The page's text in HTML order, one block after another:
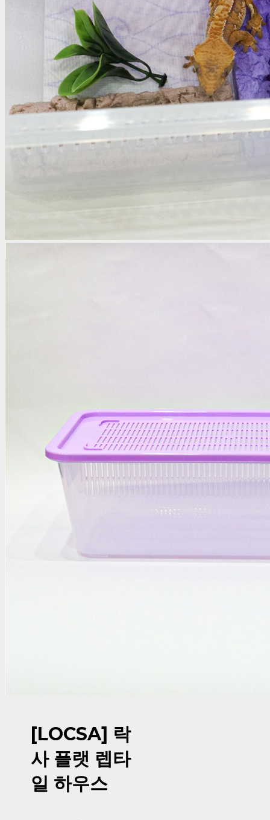
[LOCSA] 락
사 플랫 렙타
일 하우스